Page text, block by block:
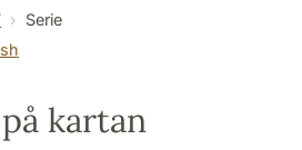
Serie
kartan